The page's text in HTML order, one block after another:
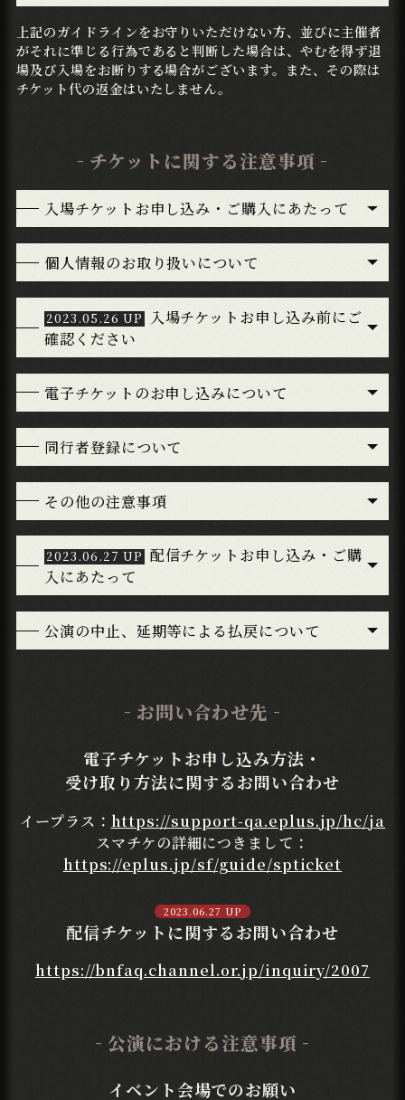
上記のガイドラインをお守りいただけない方、並びに主催者
がそれに準じる行為であると判断した場合は、やむを得ず退
場及び入場をお断りする場合がございます。また、その際は
チケット代の返金はいたしません。
チケットに関する注意事項
入場チケットお申し込み・ご購入にあたって
個人情報のお取り扱いについて
入場チケットお申し込み前にご
確認ください
電子チケットのお申し込みについて
同行者登録について
その他の注意事項
配信チケットお申し込み・ご購
入にあたって
公演の中止、延期等による払戻について
お問い合わせ先
電子チケットお申し込み方法・
受け取り方法に関するお問い合わせ
イープラス： https://support-qa.eplus.jp/hc/ja
スマチケの詳細につきまして：
https://eplus.jp/sf/guide/spticket
2023.06.27 UP
配信チケットに関するお問い合わせ
https://bnfaq.channel.or.jp/inquiry/2007
公演における注意事項
イベント会場でのお願い